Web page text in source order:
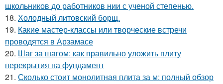
школьников до работников нии с ученой степенью.
18. Холодный литовский борщ.
19. Какие мастер-классы или творческие встречи
проводятся в Арзамасе
20. Шаг за шагом: как правильно уложить плиту
перекрытия на фундамент
21. Сколько стоит монолитная плита за м: полный обзор